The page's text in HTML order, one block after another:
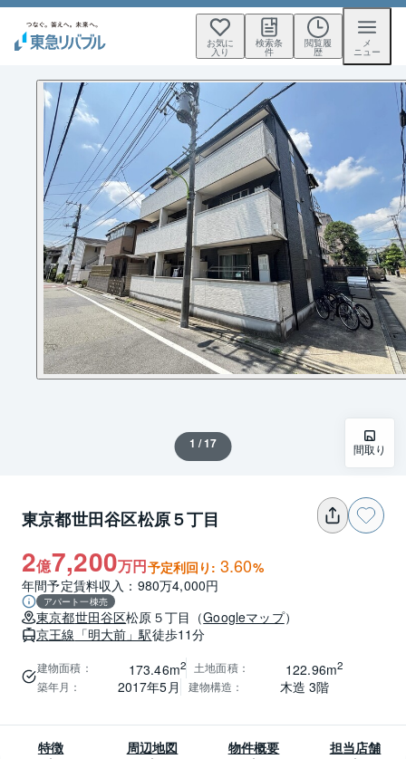
お気に
入り
検索条
件
閲覧履
歴
メ
ニュー
1 / 17 間取り
東京都世田谷区松原５丁目
2億7,200万円予定利回り: 3.60%
年間予定賃料収入：980万4,000円
アパート一棟売
東京都世田谷区松原５丁目 （Googleマップ）
京王線 「明大前」駅徒歩11分
建物面積 ： 173.46m2 土地面積： 122.96m2
築年月 ： 2017年5月 建物構造 ： 木造 3階
特徴 周辺地図 物件概要 担当店舗